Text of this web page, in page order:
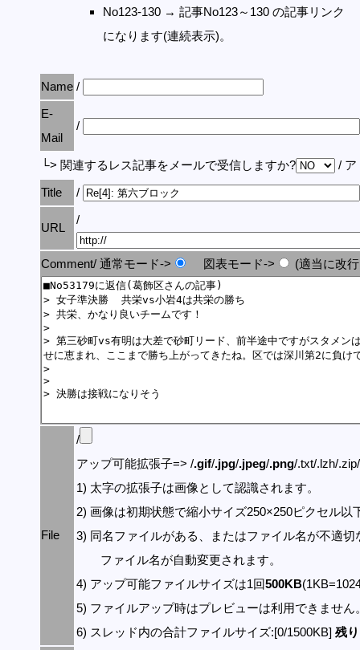
No123-130 → 記事No123～130 の記事リンク
になります(連続表示)。
Name /
E-
Mail
/
└> 関連するレス記事をメールで受信しますか?
/ ア
Title
/
URL
/
Comment/ 通常モード-> 図表モード-> (適当に改
File
/
アップ可能拡張子=> /.gif/.jpg/.jpeg/.png/.txt/.lzh/
1) 太字の拡張子は画像として認識されます。
2) 画像は初期状態で縮小サイズ250×250ピクセル以
3) 同名ファイルがある、またはファイル名が不適切
ファイル名が自動変更されます。
4) アップ可能ファイルサイズは1回500KB
5) ファイルアップ時はプレビューは利用できません
6) スレッド内の合計ファイルサイズ:[0/1500KB] 残